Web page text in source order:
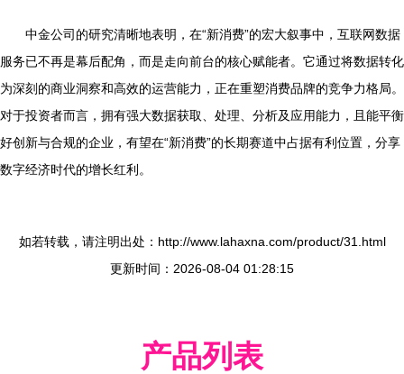
中金公司的研究清晰地表明，在“新消费”的宏大叙事中，互联网数据
服务已不再是幕后配角，而是走向前台的核心赋能者。它通过将数据转化
为深刻的商业洞察和高效的运营能力，正在重塑消费品牌的竞争力格局。
对于投资者而言，拥有强大数据获取、处理、分析及应用能力，且能平衡
好创新与合规的企业，有望在“新消费”的长期赛道中占据有利位置，分享
数字经济时代的增长红利。
如若转载，请注明出处：http://www.lahaxna.com/product/31.html
更新时间：2026-08-04 01:28:15
产品列表